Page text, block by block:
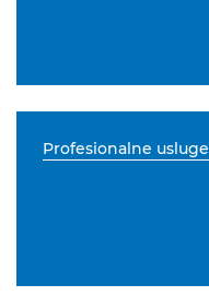
Profesionalne